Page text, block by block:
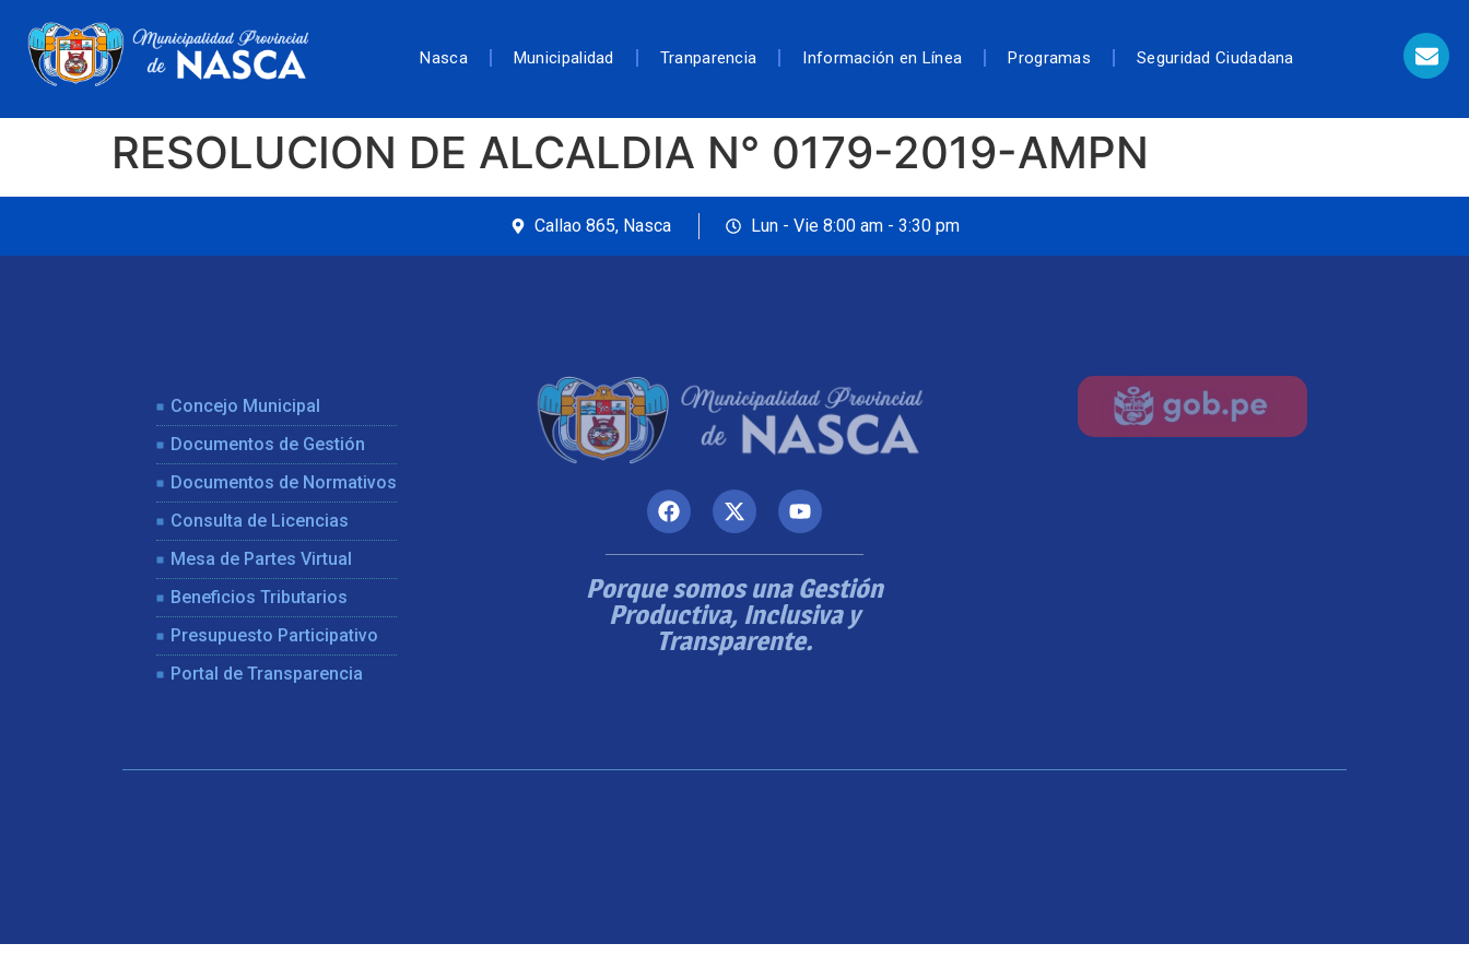
Nasca Municipalidad Tranparencia Información en Línea Programas Seguridad Ciudadana
RESOLUCION DE ALCALDIA N° 0179-2019-AMPN
Callao 865, Nasca Lun - Vie 8:00 am - 3:30 pm
Concejo Municipal
Documentos de Gestión
Documentos de Normativos
Consulta de Licencias
Mesa de Partes Virtual
Beneficios Tributarios
Presupuesto Participativo
Portal de Transparencia
Porque somos una Gestión
Productiva, Inclusiva y
Transparente.